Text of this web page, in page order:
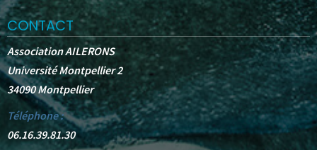
CONTACT
Association AILERONS
Université Montpellier 2
34090 Montpellier
Téléphone :
06.16.39.81.30